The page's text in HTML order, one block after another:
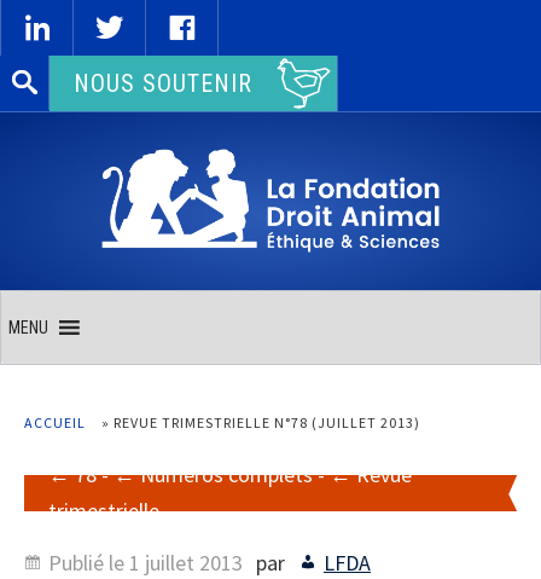
Rechercher :NOUS SOUTENIR
MENU
ACCUEIL » REVUE TRIMESTRIELLE N°78 (JUILLET 2013)
78- Numéros complets-
Revue
trimestrielle
Publié le 1 juillet 2013 par LFDA